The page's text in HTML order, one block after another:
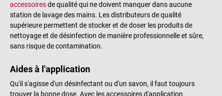
accessoiresde qualité qui ne doivent manquer dans aucune
station de lavage des mains. Les distributeurs de qualité
supérieure permettent de stocker et de doser les produits de
nettoyage et de désinfection de manière professionnelle et sûre,
sans risque de contamination.
Aides à l'application
Qu'il s'agisse d'un désinfectant ou d'un savon, il faut toujours
trouver la bonne dose. Avec les accessoires d'application